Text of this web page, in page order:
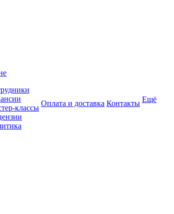
классы
Оплата и доставка Контакты Ещё